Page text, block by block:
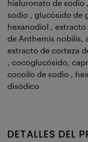
hialuronato de sodio
sodio , glucósido de
hexanodiol ,
de Anthemis nobilis,
extracto de corteza
, cocoglucósido,
cocoilo de sodio ,
disódico
DETALLES DEL